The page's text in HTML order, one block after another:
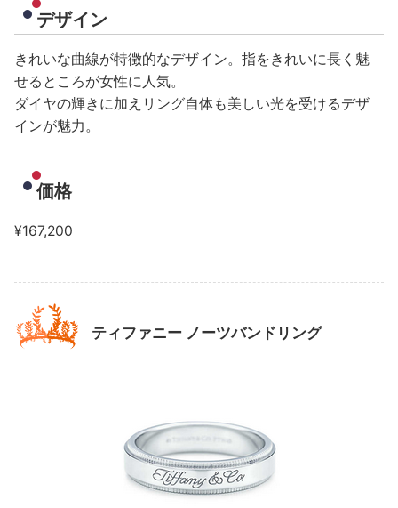
デザイン
きれいな曲線が特徴的なデザイン。指をきれいに長く魅
せるところが女性に人気。
ダイヤの輝きに加えリング自体も美しい光を受けるデザ
インが魅力。
価格
¥167,200
ティファニー ノーツバンドリング